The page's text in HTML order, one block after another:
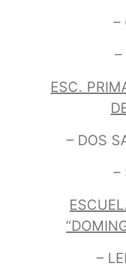
–
–
ESC.
– DOS
–
–